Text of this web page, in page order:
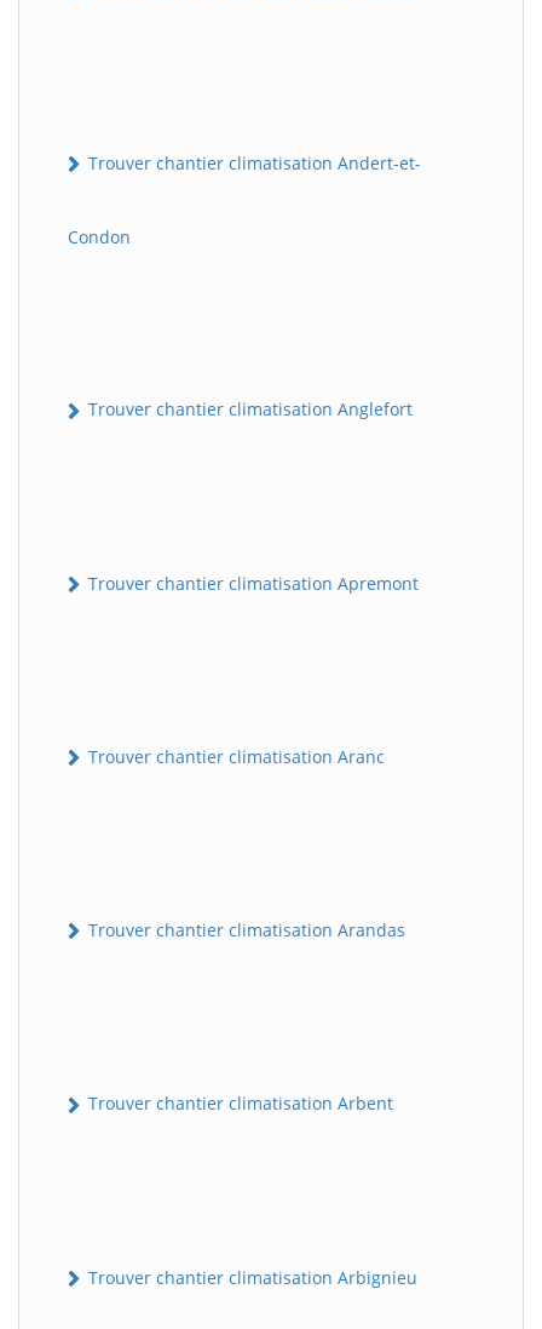
Trouver chantier climatisation Andert-et-
Condon
Trouver chantier climatisation Anglefort
Trouver chantier climatisation Apremont
Trouver chantier climatisation Aranc
Trouver chantier climatisation Arandas
Trouver chantier climatisation Arbent
Trouver chantier climatisation Arbignieu